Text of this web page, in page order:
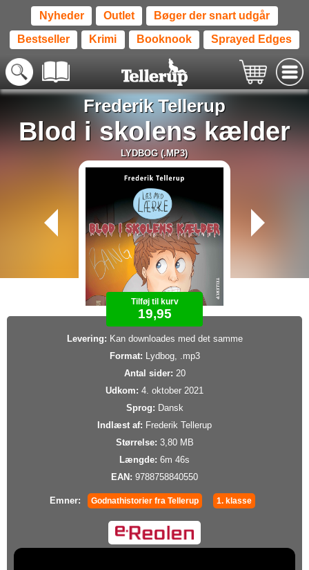
Nyheder Outlet Bøger der snart udgår
Bestseller Krimi Booknook Sprayed Edges
Frederik Tellerup
Blod i skolens kælder
LYDBOG (.MP3)
Tilføj til kurv
19,95
Levering: Kan downloades med det samme
Format: Lydbog, .mp3
Antal sider: 20
Udkom: 4. oktober 2021
Sprog: Dansk
Indlæst af: Frederik Tellerup
Størrelse: 3,80 MB
Længde: 6m 46s
EAN: 9788758840550
Emner: Godnathistorier fra Tellerup 1. klasse